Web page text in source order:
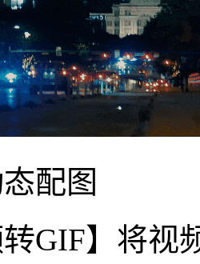
配图
GIF】将视